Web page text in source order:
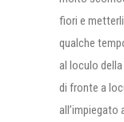
fiori e
qualche
al loculo
di fronte a
all’impiegato